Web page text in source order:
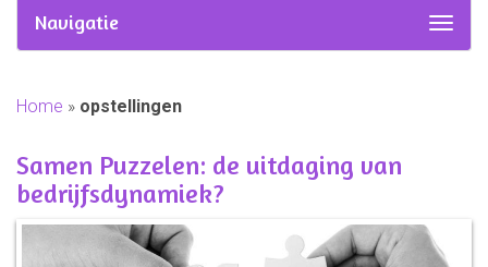
Navigatie
Home » opstellingen
Samen Puzzelen: de uitdaging van
bedrijfsdynamiek?